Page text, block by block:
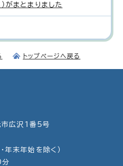
がまとまりました
トップページへ戻る
広沢1番5号
年末年始を除く）